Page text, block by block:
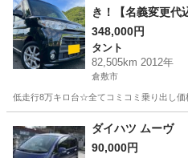
き！【名義変更代
ツ タントカスタ
DVD見れます
イドドア☆ドライ
348,000円
タント
82,505km 2012年
倉敷市
低走行8万キロ台☆全てコミコミ乗り出し
タント
ダイハツ ムーヴ
90,000円